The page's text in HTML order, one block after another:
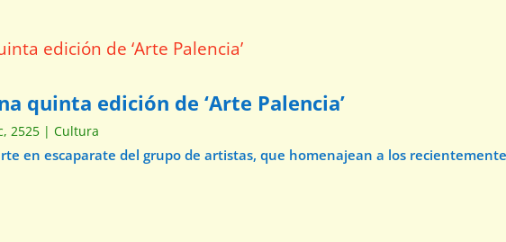
quinta edición de ‘Arte Palencia’
2525 |Cultura
en escaparate del grupo de artistas, que homenajean a los